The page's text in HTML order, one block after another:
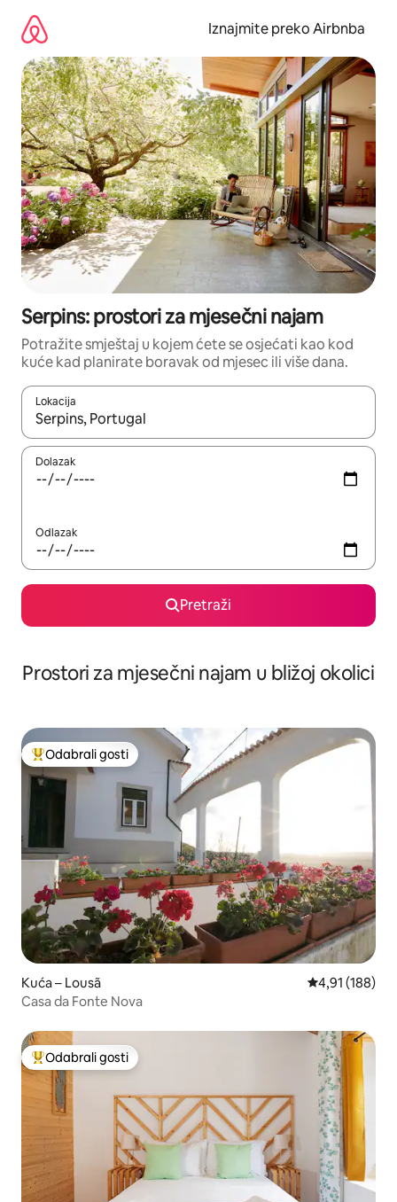
sadržaj
Iznajmite preko Airbnba
Serpins: prostori za mjesečni najam
Potražite smještaj u kojem ćete se osjećati kao kod
kuće kad planirate boravak od mjesec ili više dana.
Lokacija
Kada budu dostupni rezultati, moći ćete ih pregledati
Dolazak
Odlazak
Pretraži
Prostori za mjesečni najam u bližoj okolici
Među najviše rangiranima s oznakom „Odabrali gosti”
Odabrali gosti
Kuća – Lousã Prosječna
4,91 (188)
Casa da Fonte Nova
Među najviše rangiranima s oznakom „Odabrali gosti”
Odabrali gosti